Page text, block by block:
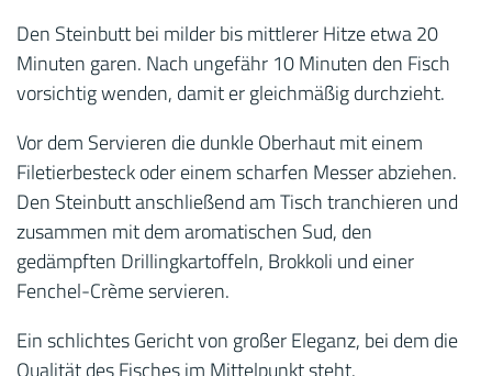
Den Steinbutt bei milder bis mittlerer Hitze etwa 20
Minuten garen. Nach ungefähr 10 Minuten den Fisch
vorsichtig wenden, damit er gleichmäßig durchzieht.
Vor dem Servieren die dunkle Oberhaut mit einem
Filetierbesteck oder einem scharfen Messer abziehen.
Den Steinbutt anschließend am Tisch tranchieren und
zusammen mit dem aromatischen Sud, den
gedämpften Drillingkartoffeln, Brokkoli und einer
Fenchel-Crème servieren.
Ein schlichtes Gericht von großer Eleganz, bei dem die
Qualität des Fisches im Mittelpunkt steht.